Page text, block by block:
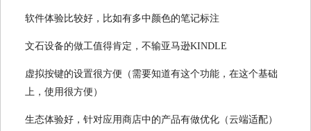
软件体验比较好，比如有多中颜色的笔记标注
文石设备的做工值得肯定，不输亚马逊KINDLE
虚拟按键的设置很方便（需要知道有这个功能，在这个基础
上，使用很方便）
生态体验好，针对应用商店中的产品有做优化（云端适配）